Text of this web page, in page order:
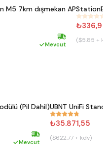
M5 7km dışmekan AP
Hızlı kargo
Mevcut
#482
₺336,96
($5.85 +
(Pil Dahil)
Hızlı kargo
Mevcut
#861
UBNT UniFi
₺35.871,55
($622.77 + kdv)